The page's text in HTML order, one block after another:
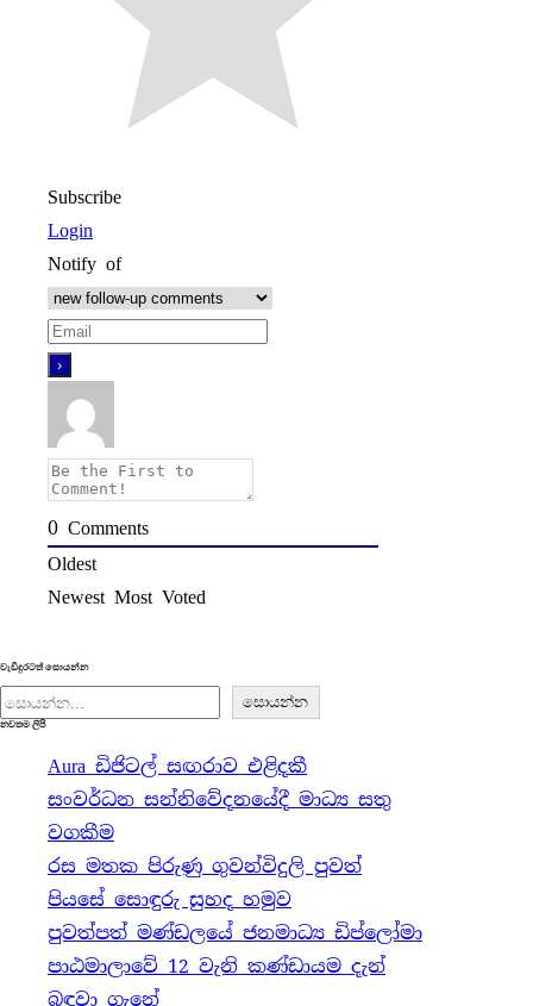
Subscribe
Login
Notify of
0 Comments
Oldest
Newest Most Voted
වැඩිදුරටත් සොයන්න
S
e
සොයන්න
නවතම ලිපි
Aura ඩිජිටල් සඟරාව එළිදකී
සංවර්ධන සන්නිවේදනයේදී මාධ්‍ය සතු
වගකීම
රස මතක පිරුණු ගුවන්විදුලි පුවත්
පියසේ සොඳුරු සුහද හමුව
පුවත්පත් මණ්ඩලයේ ජනමාධ්‍ය ඩිප්ලෝමා
පාඨමාලාවේ 12 වැනි කණ්ඩායම දැන්
බඳවා ගැනේ